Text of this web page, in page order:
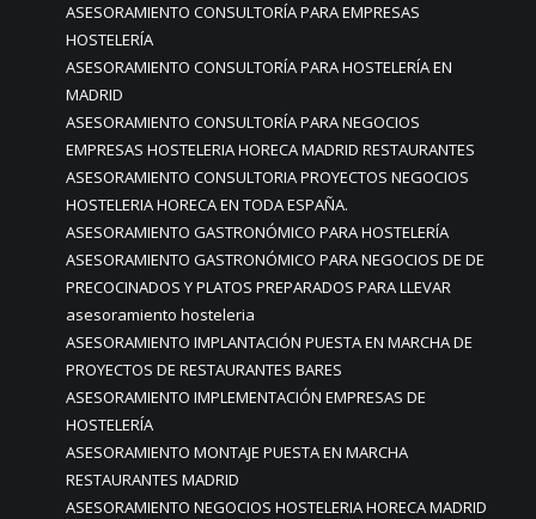
ASESORAMIENTO CONSULTORÍA PARA EMPRESAS
HOSTELERÍA
ASESORAMIENTO CONSULTORÍA PARA HOSTELERÍA EN
MADRID
ASESORAMIENTO CONSULTORÍA PARA NEGOCIOS
EMPRESAS HOSTELERIA HORECA MADRID RESTAURANTES
ASESORAMIENTO CONSULTORIA PROYECTOS NEGOCIOS
HOSTELERIA HORECA EN TODA ESPAÑA.
ASESORAMIENTO GASTRONÓMICO PARA HOSTELERÍA
ASESORAMIENTO GASTRONÓMICO PARA NEGOCIOS DE DE
PRECOCINADOS Y PLATOS PREPARADOS PARA LLEVAR
asesoramiento hosteleria
ASESORAMIENTO IMPLANTACIÓN PUESTA EN MARCHA DE
PROYECTOS DE RESTAURANTES BARES
ASESORAMIENTO IMPLEMENTACIÓN EMPRESAS DE
HOSTELERÍA
ASESORAMIENTO MONTAJE PUESTA EN MARCHA
RESTAURANTES MADRID
ASESORAMIENTO NEGOCIOS HOSTELERIA HORECA MADRID